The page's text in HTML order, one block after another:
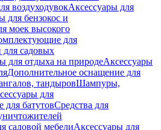
воздуходувокАксессуары для
для бензокос и
моек высокого
для
для садовых
для отдыха на природеАксессуары
Дополнительное оснащение для
тандыровШампуры,
для
батутовСредства для
садовой мебелиАксессуары для